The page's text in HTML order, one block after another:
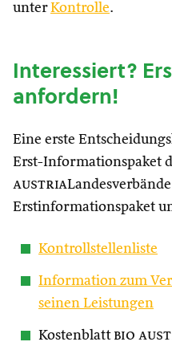
unterKontrolle.
Interessiert?
anfordern!
Eine erste
Erst-Informationspaket
austria
Erstinformationspaket
Kontrollstellenliste
Information zum
seinen Leistungen
Kostenblatt bio